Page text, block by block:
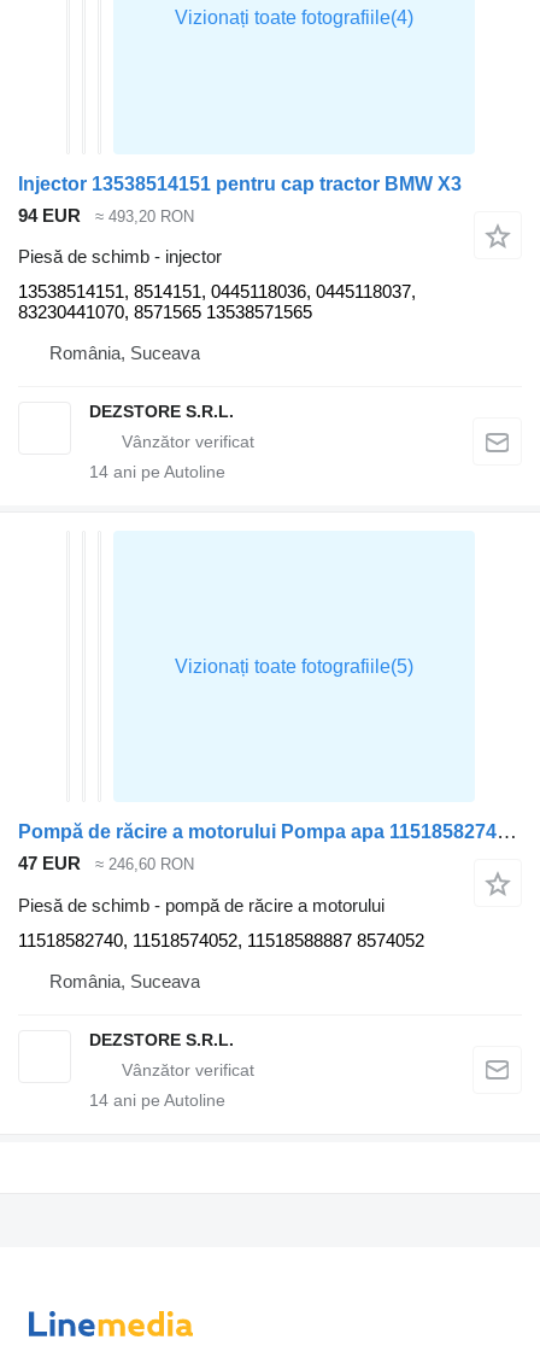
Injector 13538514151 pentru cap tractor BMW X3
94 EUR
≈ 493,20 RON
Piesă de schimb - injector
13538514151, 8514151, 0445118036, 0445118037,
83230441070, 8571565 13538571565
România, Suceava
DEZSTORE S.R.L.
14 ani pe Autoline
Pompă de răcire a motorului Pompa apa 11518582740 pentru cap tractor BMW X3
47 EUR ≈ 246,60 RON
Piesă de schimb - pompă de răcire a motorului
11518582740, 11518574052, 11518588887 8574052
România, Suceava
DEZSTORE S.R.L.
14 ani pe Autoline